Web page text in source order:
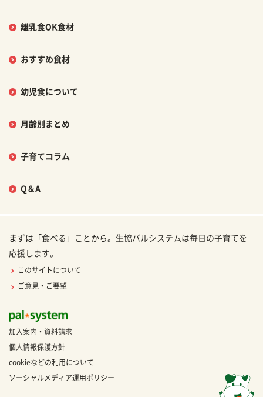
離乳食OK食材
おすすめ食材
幼児食について
月齢別まとめ
子育てコラム
Q＆A
まずは「食べる」ことから。生協パルシステムは毎日の子育てを
応援します。
このサイトについて
ご意見・ご要望
加入案内・資料請求
個人情報保護方針
cookieなどの利用について
ソーシャルメディア運用ポリシー